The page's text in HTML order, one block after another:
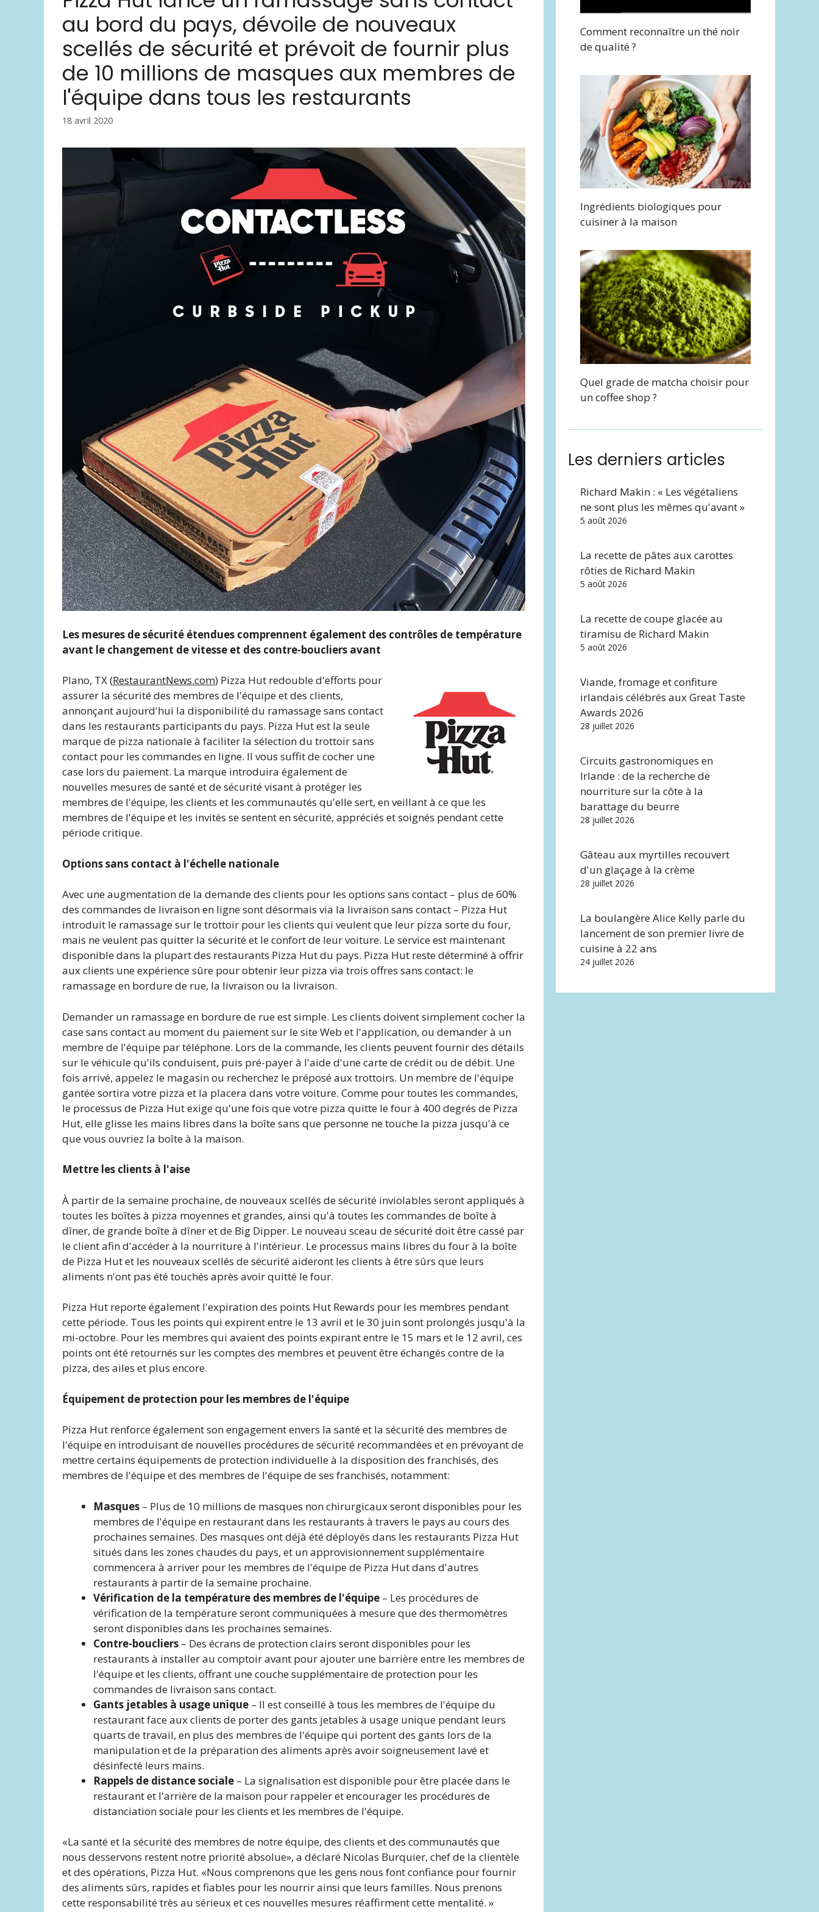
au bord du pays, dévoile de nouveaux
scellés de sécurité et prévoit de fournir plus
de 10 millions de masques aux membres de
l'équipe dans tous les restaurants
18 avril 2020
Les mesures de sécurité étendues comprennent également des contrôles de température
avant le changement de vitesse et des contre-boucliers avant
Plano, TX (RestaurantNews.com) Pizza Hut redouble d'efforts pour
assurer la sécurité des membres de l'équipe et des clients,
annonçant aujourd'hui la disponibilité du ramassage sans contact
dans les restaurants participants du pays. Pizza Hut est la seule
marque de pizza nationale à faciliter la sélection du trottoir sans
contact pour les commandes en ligne. Il vous suffit de cocher une
case lors du paiement. La marque introduira également de
nouvelles mesures de santé et de sécurité visant à protéger les
membres de l'équipe, les clients et les communautés qu'elle sert, en veillant à ce que les
membres de l'équipe et les invités se sentent en sécurité, appréciés et soignés pendant cette
période critique.
Options sans contact à l'échelle nationale
Avec une augmentation de la demande des clients pour les options sans contact – plus de 60%
des commandes de livraison en ligne sont désormais via la livraison sans contact – Pizza Hut
introduit le ramassage sur le trottoir pour les clients qui veulent que leur pizza sorte du four,
mais ne veulent pas quitter la sécurité et le confort de leur voiture. Le service est maintenant
disponible dans la plupart des restaurants Pizza Hut du pays. Pizza Hut reste déterminé à offrir
aux clients une expérience sûre pour obtenir leur pizza via trois offres sans contact: le
ramassage en bordure de rue, la livraison ou la livraison.
Demander un ramassage en bordure de rue est simple. Les clients doivent simplement cocher la
case sans contact au moment du paiement sur le site Web et l'application, ou demander à un
membre de l'équipe par téléphone. Lors de la commande, les clients peuvent fournir des détails
sur le véhicule qu'ils conduisent, puis pré-payer à l'aide d'une carte de crédit ou de débit. Une
fois arrivé, appelez le magasin ou recherchez le préposé aux trottoirs. Un membre de l'équipe
gantée sortira votre pizza et la placera dans votre voiture. Comme pour toutes les commandes,
le processus de Pizza Hut exige qu'une fois que votre pizza quitte le four à 400 degrés de Pizza
Hut, elle glisse les mains libres dans la boîte sans que personne ne touche la pizza jusqu'à ce
que vous ouvriez la boîte à la maison.
Mettre les clients à l'aise
À partir de la semaine prochaine, de nouveaux scellés de sécurité inviolables seront appliqués à
toutes les boîtes à pizza moyennes et grandes, ainsi qu'à toutes les commandes de boîte à
dîner, de grande boîte à dîner et de Big Dipper. Le nouveau sceau de sécurité doit être cassé par
le client afin d'accéder à la nourriture à l'intérieur. Le processus mains libres du four à la boîte
de Pizza Hut et les nouveaux scellés de sécurité aideront les clients à être sûrs que leurs
aliments n'ont pas été touchés après avoir quitté le four.
Pizza Hut reporte également l'expiration des points Hut Rewards pour les membres pendant
cette période. Tous les points qui expirent entre le 13 avril et le 30 juin sont prolongés jusqu'à la
mi-octobre. Pour les membres qui avaient des points expirant entre le 15 mars et le 12 avril, ces
points ont été retournés sur les comptes des membres et peuvent être échangés contre de la
pizza, des ailes et plus encore.
Équipement de protection pour les membres de l'équipe
Pizza Hut renforce également son engagement envers la santé et la sécurité des membres de
l'équipe en introduisant de nouvelles procédures de sécurité recommandées et en prévoyant de
mettre certains équipements de protection individuelle à la disposition des franchisés, des
membres de l'équipe et des membres de l'équipe de ses franchisés, notamment:
Masques – Plus de 10 millions de masques non chirurgicaux seront disponibles pour les
membres de l'équipe en restaurant dans les restaurants à travers le pays au cours des
prochaines semaines. Des masques ont déjà été déployés dans les restaurants Pizza Hut
situés dans les zones chaudes du pays, et un approvisionnement supplémentaire
commencera à arriver pour les membres de l'équipe de Pizza Hut dans d'autres
restaurants à partir de la semaine prochaine.
Vérification de la température des membres de l'équipe – Les procédures de
vérification de la température seront communiquées à mesure que des thermomètres
seront disponibles dans les prochaines semaines.
Contre-boucliers – Des écrans de protection clairs seront disponibles pour les
restaurants à installer au comptoir avant pour ajouter une barrière entre les membres de
l'équipe et les clients, offrant une couche supplémentaire de protection pour les
commandes de livraison sans contact.
Gants jetables à usage unique – Il est conseillé à tous les membres de l'équipe du
restaurant face aux clients de porter des gants jetables à usage unique pendant leurs
quarts de travail, en plus des membres de l'équipe qui portent des gants lors de la
manipulation et de la préparation des aliments après avoir soigneusement lavé et
désinfecté leurs mains.
Rappels de distance sociale – La signalisation est disponible pour être placée dans le
restaurant et l'arrière de la maison pour rappeler et encourager les procédures de
distanciation sociale pour les clients et les membres de l'équipe.
«La santé et la sécurité des membres de notre équipe, des clients et des communautés que
nous desservons restent notre priorité absolue», a déclaré Nicolas Burquier, chef de la clientèle
et des opérations, Pizza Hut. «Nous comprenons que les gens nous font confiance pour fournir
des aliments sûrs, rapides et fiables pour les nourrir ainsi que leurs familles. Nous prenons
cette responsabilité très au sérieux et ces nouvelles mesures réaffirment cette mentalité. »
Comment reconnaître un thé noir
de qualité ?
Ingrédients biologiques pour
cuisiner à la maison
Quel grade de matcha choisir pour
un coffee shop ?
Les derniers articles
Richard Makin : « Les végétaliens
ne sont plus les mêmes qu'avant »
5 août 2026
La recette de pâtes aux carottes
rôties de Richard Makin
5 août 2026
La recette de coupe glacée au
tiramisu de Richard Makin
5 août 2026
Viande, fromage et confiture
irlandais célébrés aux Great Taste
Awards 2026
28 juillet 2026
Circuits gastronomiques en
Irlande : de la recherche de
nourriture sur la côte à la
barattage du beurre
28 juillet 2026
Gâteau aux myrtilles recouvert
d'un glaçage à la crème
28 juillet 2026
La boulangère Alice Kelly parle du
lancement de son premier livre de
cuisine à 22 ans
24 juillet 2026